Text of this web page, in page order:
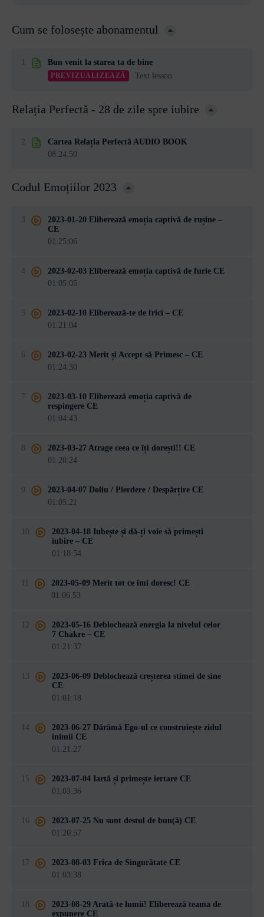
Cum se folosește abonamentul
Bun venit la starea ta de bine
PREVIZUALIZEAZĂ Text lesson
Relația Perfectă - 28 de zile spre iubire
2
Cartea Relația Perfectă AUDIO BOOK
08:24:50
Codul Emoțiilor 2023
3
2023-01-20 Eliberează emoția captivă de rușine –
CE
01:25:06
4
2023-02-03 Eliberează emoția captivă de furie CE
01:05:05
5
2023-02-10 Eliberează-te de frici – CE
01:21:04
6
2023-02-23 Merit și Accept să Primesc – CE
01:24:30
7
2023-03-10 Eliberează emoția captivă de
respingere CE
01:04:43
8
2023-03-27 Atrage ceea ce îți dorești!! CE
01:20:24
9
2023-04-07 Doliu / Pierdere / Despărțire CE
01:05:21
10
2023-04-18 Iubește și dă-ți voie să primești
iubire – CE
01:18:54
2023-05-09 Merit tot ce îmi doresc! CE
01:06:53
12
2023-05-16 Deblochează energia la nivelul celor
7 Chakre – CE
01:21:37
13
2023-06-09 Deblochează creșterea stimei de sine
CE
01:01:18
14
2023-06-27 Dărâmă Ego-ul ce construiește zidul
inimii CE
01:21:27
15
2023-07-04 Iartă și primește iertare CE
01:03:36
16
2023-07-25 Nu sunt destul de bun(ă) CE
01:20:57
17
2023-08-03 Frica de Singurătate CE
01:03:38
18
2023-08-29 Arată-te lumii! Eliberează teama de
expunere CE